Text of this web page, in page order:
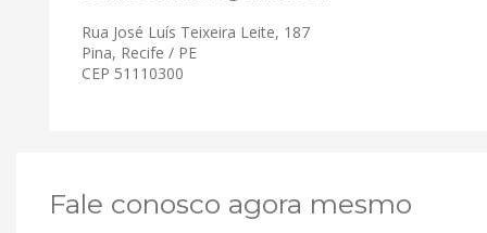
Rua José Luís Teixeira Leite, 187
Pina, Recife / PE
CEP 51110300
Fale conosco agora mesmo